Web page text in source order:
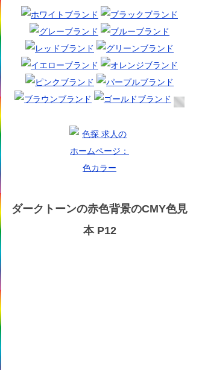
ダークトーンの赤色背景のCMY色見
本 P12